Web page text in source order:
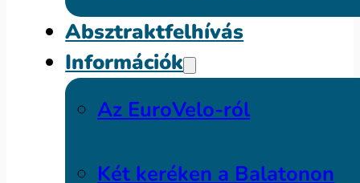
Absztraktfelhívás
Információk
Az EuroVelo-ról
Két keréken a Balatonon